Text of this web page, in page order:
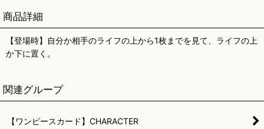
商品詳細
【登場時】自分か相手のライフの上から1枚までを見て、ライフの上
か下に置く。
関連グループ
【ワンピースカード】CHARACTER